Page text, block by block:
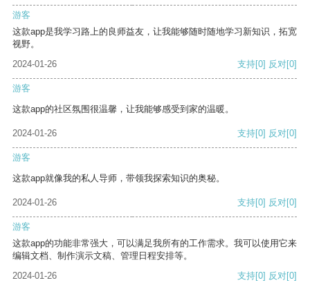
游客
这款app是我学习路上的良师益友，让我能够随时随地学习新知识，拓宽
视野。
2024-01-26
支持[0] 反对[0]
游客
这款app的社区氛围很温馨，让我能够感受到家的温暖。
2024-01-26 支持[0] 反对[0]
游客
这款app就像我的私人导师，带领我探索知识的奥秘。
2024-01-26 支持[0] 反对[0]
游客
这款app的功能非常强大，可以满足我所有的工作需求。我可以使用它来
编辑文档、制作演示文稿、管理日程安排等。
2024-01-26
支持[0] 反对[0]